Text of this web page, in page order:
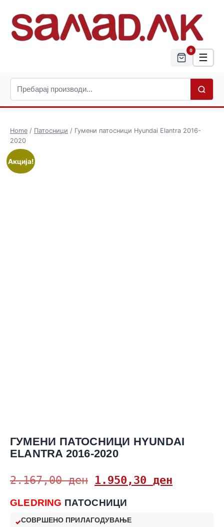
0
☰
Home / Патосници / Гумени патосници Hyundai Elantra 2016-
2020
Акција!
ГУМЕНИ ПАТОСНИЦИ HYUNDAI
ELANTRA 2016-2020
2.167,00ден 1.950,30 ден
GLEDRING ПАТОСНИЦИ
СОВРШЕНО ПРИЛАГОДУВАЊЕ